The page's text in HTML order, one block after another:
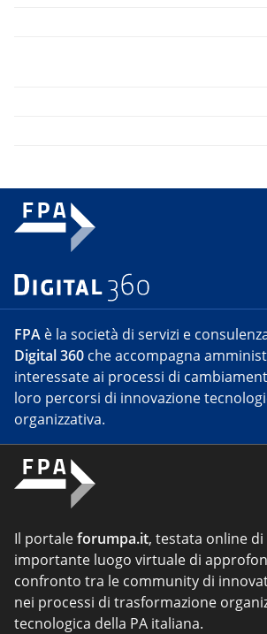
FPA è la società di servizi e
Digital 360 che accompagna
interessate ai processi di
loro percorsi di innovazione
organizzativa.
Il portaleforumpa.it, testata online di
importante luogo virtuale di
confronto tra le community di
nei processi di trasformazione
tecnologica della PA italiana.